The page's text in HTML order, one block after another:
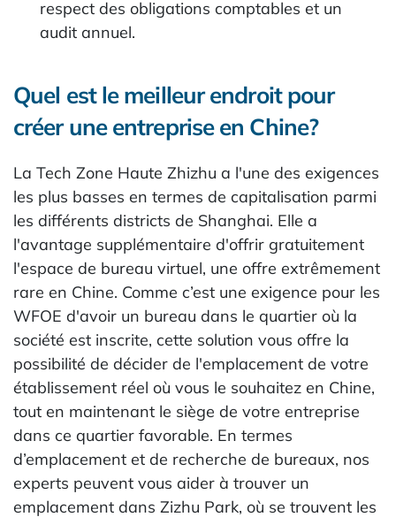
respect des obligations comptables et un
audit annuel.
Quel est le meilleur endroit pour
créer une entreprise en Chine?
La Tech Zone Haute Zhizhu a l'une des exigences
les plus basses en termes de capitalisation parmi
les différents districts de Shanghai. Elle a
l'avantage supplémentaire d'offrir gratuitement
l'espace de bureau virtuel, une offre extrêmement
rare en Chine. Comme c’est une exigence pour les
WFOE d'avoir un bureau dans le quartier où la
société est inscrite, cette solution vous offre la
possibilité de décider de l'emplacement de votre
établissement réel où vous le souhaitez en Chine,
tout en maintenant le siège de votre entreprise
dans ce quartier favorable. En termes
d’emplacement et de recherche de bureaux, nos
experts peuvent vous aider à trouver un
emplacement dans Zizhu Park, où se trouvent les